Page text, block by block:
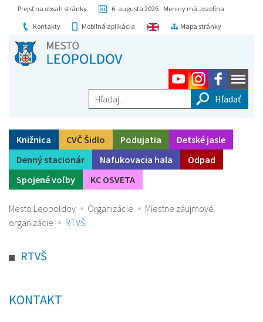
Prejsť na obsah stránky
6. augusta 2026 Meniny má Jozefína
Kontakty
Mobilná aplikácia Mapa stránky
Hľadaj...
Knižnica CVČ Šidlo Podujatia
Detské jasle
Denný stacionár
Nafukovacia hala
Odpad
Spojené voľby
KC OSVETA
Mesto Leopoldov Organizácie
Miestne záujmové
organizácie
RTVŠ
RTVŠ
KONTAKT